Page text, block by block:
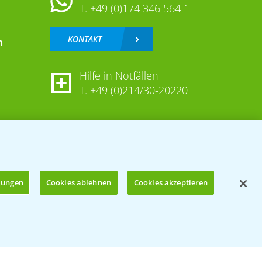
T. +49 (0)174 346 564 1
KONTAKT
Hilfe in Notfällen
T. +49 (0)214/30-20220
Cookies ablehnen Cookies akzeptieren